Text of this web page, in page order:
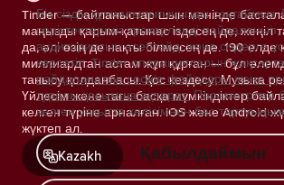
Tinder — байланыстар шын мәнінде
маңызды қарым-қатынас іздесең де, жеңіл
да, әлі өзің де нақты білмесең де. 190 елде
миллиардтан астам жұп құрған — бұл
танысу қолданбасы. Қос кездесу, Музыка
Үйлесім және тағы басқа мүмкіндіктер
келген түріне арналған. iOS және Android
жүктеп ал.
Kazakh
Біз сіздің құпиялылығыңызды сақтаймыз.
серіктестеріміз трекерлерді
аудиториясын есептейді және сіздерге
көрсетіп, Tinder операцияларын
пайдаланатын cookie файлдары және
туралы қосымша ақпарат. Параметрлер
келген уақытта келісімнен бас
Қабылдаймын